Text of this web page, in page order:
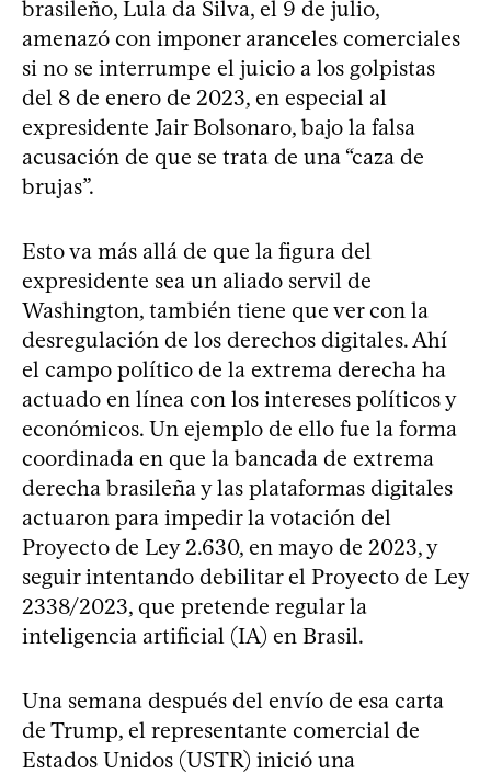
brasileño, Lula da Silva, el 9 de julio,
amenazó con imponer aranceles comerciales
si no se interrumpe el juicio a los golpistas
del 8 de enero de 2023, en especial al
expresidente Jair Bolsonaro, bajo la falsa
acusación de que se trata de una “caza de
brujas”.
Esto va más allá de que la figura del
expresidente sea un aliado servil de
Washington, también tiene que ver con la
desregulación de los derechos digitales. Ahí
el campo político de la extrema derecha ha
actuado en línea con los intereses políticos y
económicos. Un ejemplo de ello fue la forma
coordinada en que la bancada de extrema
derecha brasileña y las plataformas digitales
actuaron para impedir la votación del
Proyecto de Ley 2.630, en mayo de 2023, y
seguir intentando debilitar el Proyecto de Ley
2338/2023, que pretende regular la
inteligencia artificial (IA) en Brasil.
Una semana después del envío de esa carta
de Trump, el representante comercial de
Estados Unidos (USTR) inició una